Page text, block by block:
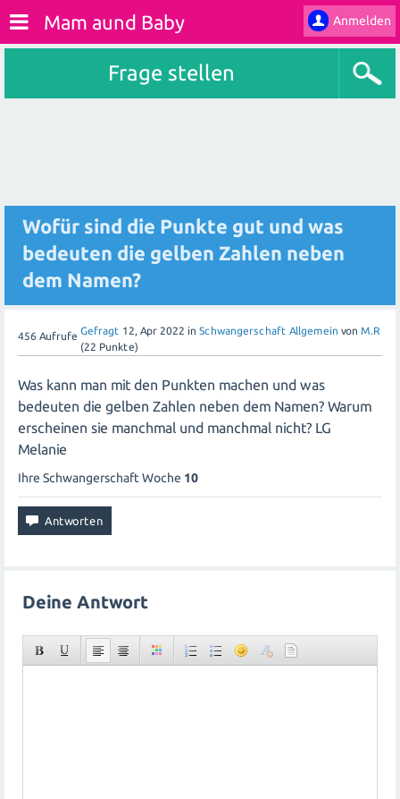
Anmelden
Mam aund Baby
Frage stellen
Wofür sind die Punkte gut und was
bedeuten die gelben Zahlen neben
dem Namen?
456 Aufrufe Gefragt 12, Apr 2022 in Schwangerschaft Allgemein von M.R
(22 Punkte)
Was kann man mit den Punkten machen und was
bedeuten die gelben Zahlen neben dem Namen? Warum
erscheinen sie manchmal und manchmal nicht? LG
Melanie
Ihre Schwangerschaft Woche 10
Deine Antwort